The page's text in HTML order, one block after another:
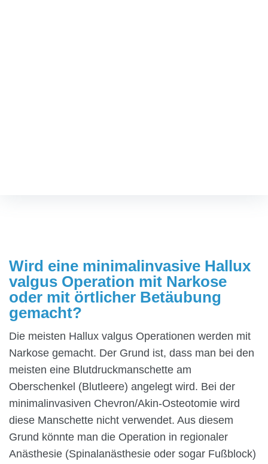
Wird eine minimalinvasive Hallux
valgus Operation mit Narkose
oder mit örtlicher Betäubung
gemacht?
Die meisten Hallux valgus Operationen werden mit
Narkose gemacht. Der Grund ist, dass man bei den
meisten eine Blutdruckmanschette am
Oberschenkel (Blutleere) angelegt wird. Bei der
minimalinvasiven Chevron/Akin-Osteotomie wird
diese Manschette nicht verwendet. Aus diesem
Grund könnte man die Operation in regionaler
Anästhesie (Spinalanästhesie oder sogar Fußblock)